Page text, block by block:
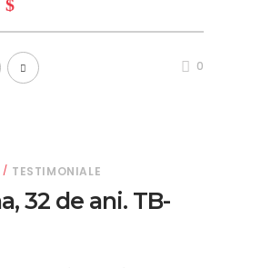
0
TESTIMONIALE
32 de ani. TB-